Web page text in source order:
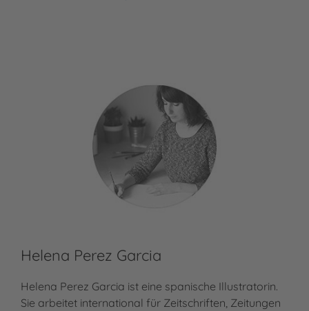
Helena Perez Garcia
Helena Perez Garcia ist eine spanische Illustratorin.
Sie arbeitet international für Zeitschriften, Zeitungen